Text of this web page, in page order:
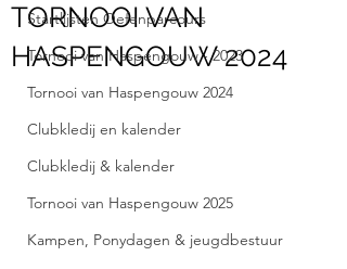
Startlijsten Oefenparcours
Tornooi van Haspengouw - 2023
Tornooi van Haspengouw 2024
Clubkledij en kalender
Clubkledij & kalender
Tornooi van Haspengouw 2025
Kampen, Ponydagen & jeugdbestuur
TORNOOI VAN
HASPENGOUW 2024